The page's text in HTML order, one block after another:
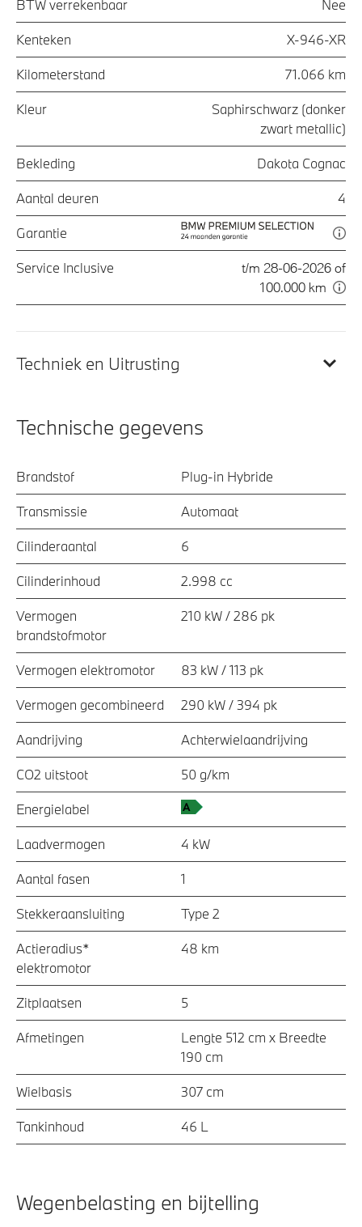
BTW verrekenbaar Nee
Kenteken X-946-XR
Kilometerstand 71.066 km
Kleur
Saphirschwarz (donker
zwart metallic)
Bekleding Dakota Cognac
Aantal deuren 4
Garantie
Service Inclusive
t/m 28-06-2026 of
100.000 km
Techniek en Uitrusting
Technische gegevens
Brandstof Plug-in Hybride
Transmissie Automaat
Cilinderaantal 6
Cilinderinhoud 2.998 cc
Vermogen
brandstofmotor
210 kW / 286 pk
Vermogen elektromotor 83 kW / 113 pk
Vermogen gecombineerd 290 kW / 394 pk
Aandrijving Achterwielaandrijving
CO2 uitstoot 50 g/km
Energielabel
Laadvermogen 4 kW
Aantal fasen 1
Stekkeraansluiting Type 2
Actieradius*
elektromotor
48 km
Zitplaatsen 5
Afmetingen
Lengte 512 cm x Breedte
190 cm
Wielbasis 307 cm
Tankinhoud 46 L
Wegenbelasting en bijtelling